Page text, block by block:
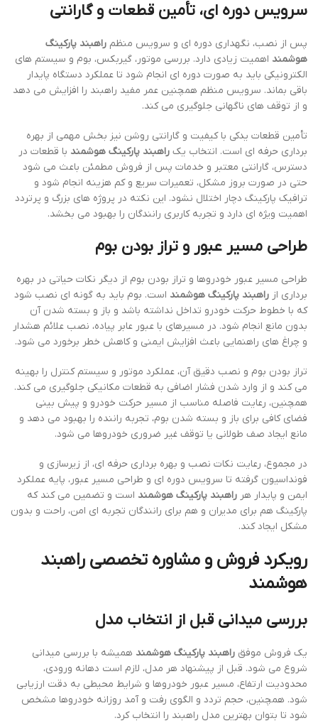
سرویس دوره ای، تأمین قطعات و گارانتی
پس از نصب، نگهداری دوره ای و سرویس منظم راهبند پارکینگ
هوشمند اهمیت زیادی دارد. بررسی موتور، گیربکس، بوم و سیستم های
الکترونیکی باید به صورت دوره ای انجام شود تا عملکرد دستگاه پایدار
باقی بماند. سرویس منظم همچنین عمر مفید راهبند را افزایش می دهد
و از توقف های ناگهانی جلوگیری می کند.
تأمین قطعات یدکی با کیفیت و گارانتی روشن نیز بخش مهمی از بهره
برداری حرفه ای است. انتخاب یک راهبند پارکینگ هوشمند با قطعات در
دسترس، گارانتی معتبر و خدمات پس از فروش مطمئن باعث می شود
حتی در صورت بروز مشکل، تعمیرات سریع و کم هزینه انجام شود و
ترافیک پارکینگ دچار اختلال نشود. این نکته در پروژه های بزرگ و پرتردد
اهمیت ویژه ای دارد و تجربه کاربری رانندگان را بهبود می بخشد.
طراحی مسیر عبور و تراز بودن بوم
طراحی مسیر عبور خودروها و تراز بودن بوم از دیگر نکات حیاتی در بهره
برداری از راهبند پارکینگ هوشمند است. بوم باید به گونه ای نصب شود
که با خطوط حرکت خودرو تداخل نداشته باشد و باز و بسته شدن آن
بدون مانع انجام شود. در مسیرهای با عبور عابر پیاده، نصب علائم هشدار
و چراغ های راهنمایی باعث افزایش ایمنی و کاهش خطر برخورد می شود.
تراز بودن بوم و نصب دقیق آن، عملکرد موتور و سیستم کنترل را بهینه
می کند و از وارد شدن فشار اضافی به قطعات مکانیکی جلوگیری می کند.
همچنین، رعایت فاصله مناسب از مسیر حرکت خودرو و پیش بینی
فضای کافی برای باز و بسته شدن بوم، تجربه راننده را بهبود می دهد و
مانع ایجاد صف طولانی یا توقف غیر ضروری خودروها می شود.
در مجموع، رعایت نکات نصب و بهره برداری حرفه ای، از زیرسازی و
فونداسیون گرفته تا سرویس دوره ای و طراحی مسیر عبور، پایه عملکرد
ایمن و پایدار هر راهبند پارکینگ هوشمند است و تضمین می کند که
پارکینگ هم برای مدیران و هم برای رانندگان تجربه ای امن، راحت و بدون
مشکل ایجاد کند.
رویکرد فروش و مشاوره تخصصی راهبند
هوشمند
بررسی میدانی قبل از انتخاب مدل
یک فروش موفق راهبند پارکینگ هوشمند همیشه با بررسی میدانی
شروع می شود. قبل از پیشنهاد هر مدل، لازم است دهانه ورودی،
محدودیت ارتفاع، مسیر عبور خودروها و شرایط محیطی به دقت ارزیابی
شود. همچنین، حجم تردد و الگوی رفت و آمد روزانه خودروها مشخص
شود تا بتوان بهترین مدل راهبند را انتخاب کرد.